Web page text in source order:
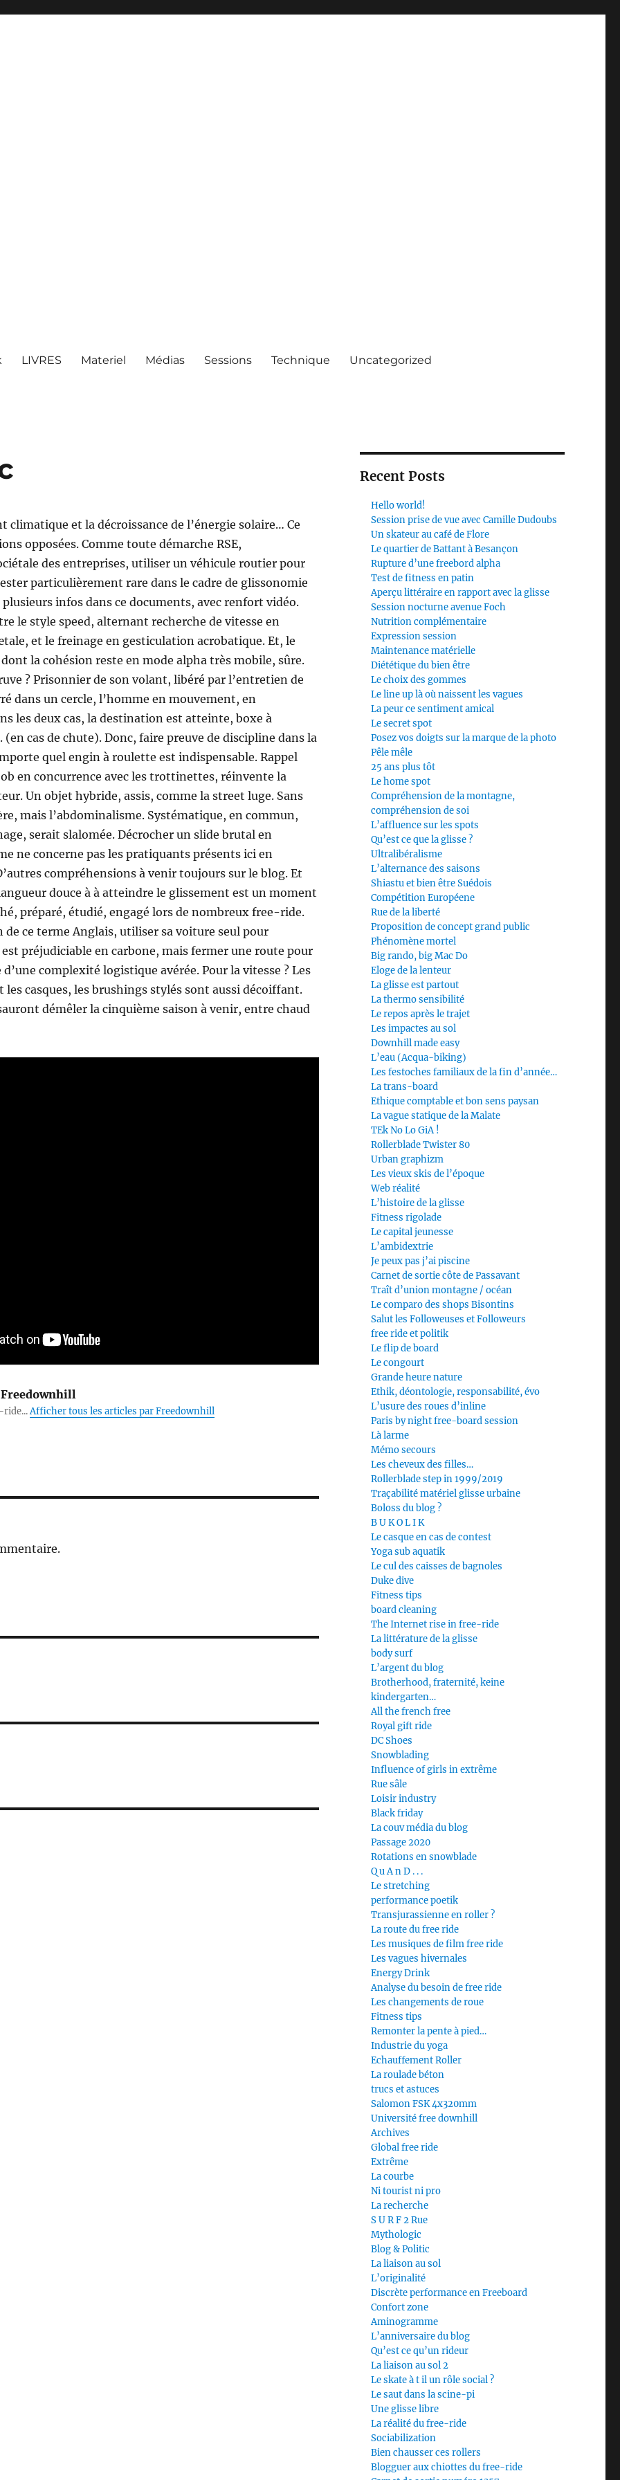
LIVRES Materiel Médias Sessions Technique Uncategorized
climatique et la décroissance de l’énergie solaire… Ce
opposées. Comme toute démarche RSE,
des entreprises, utiliser un véhicule routier pour
particulièrement rare dans le cadre de glissonomie
infos dans ce documents, avec renfort vidéo.
le style speed, alternant recherche de vitesse en
et le freinage en gesticulation acrobatique. Et, le
la cohésion reste en mode alpha très mobile, sûre.
? Prisonnier de son volant, libéré par l’entretien de
dans un cercle, l’homme en mouvement, en
les deux cas, la destination est atteinte, boxe à
(en cas de chute). Donc, faire preuve de discipline dans la
quel engin à roulette est indispensable. Rappel
en concurrence avec les trottinettes, réinvente la
Un objet hybride, assis, comme la street luge. Sans
mais l’abdominalisme. Systématique, en commun,
serait slalomée. Décrocher un slide brutal en
ne concerne pas les pratiquants présents ici en
compréhensions à venir toujours sur le blog. Et
douce à à atteindre le glissement est un moment
préparé, étudié, engagé lors de nombreux free-ride.
de ce terme Anglais, utiliser sa voiture seul pour
préjudiciable en carbone, mais fermer une route pour
complexité logistique avérée. Pour la vitesse ? Les
les casques, les brushings stylés sont aussi décoiffant.
démêler la cinquième saison à venir, entre chaud
ride...Afficher tous les articles par Freedownhill
Recent Posts
Hello world!
Session prise de vue avec Camille Dudoubs
Un skateur au café de Flore
Le quartier de Battant à Besançon
Rupture d’une freebord alpha
Test de fitness en patin
Aperçu littéraire en rapport avec la glisse
Session nocturne avenue Foch
Nutrition complémentaire
Expression session
Maintenance matérielle
Diététique du bien être
Le choix des gommes
Le line up là où naissent les vagues
La peur ce sentiment amical
Le secret spot
Posez vos doigts sur la marque de la photo
Pêle mêle
25 ans plus tôt
Le home spot
Compréhension de la montagne,
compréhension de soi
L’affluence sur les spots
Qu’est ce que la glisse ?
Ultralibéralisme
L’alternance des saisons
Shiastu et bien être Suédois
Compétition Européene
Rue de la liberté
Proposition de concept grand public
Phénomène mortel
Big rando, big Mac Do
Eloge de la lenteur
La glisse est partout
La thermo sensibilité
Le repos après le trajet
Les impactes au sol
Downhill made easy
L’eau (Acqua-biking)
Les festoches familiaux de la fin d’année…
La trans-board
Ethique comptable et bon sens paysan
La vague statique de la Malate
TEk No Lo GiA !
Rollerblade Twister 80
Urban graphizm
Les vieux skis de l’époque
Web réalité
L’histoire de la glisse
Fitness rigolade
Le capital jeunesse
L’ambidextrie
Je peux pas j’ai piscine
Carnet de sortie côte de Passavant
Traît d’union montagne / océan
Le comparo des shops Bisontins
Salut les Followeuses et Followeurs
free ride et politik
Le flip de board
Le congourt
Grande heure nature
Ethik, déontologie, responsabilité, évo
L’usure des roues d’inline
Paris by night free-board session
Là larme
Mémo secours
Les cheveux des filles…
Rollerblade step in 1999/2019
Traçabilité matériel glisse urbaine
Boloss du blog ?
B U K O L I K
Le casque en cas de contest
Yoga sub aquatik
Le cul des caisses de bagnoles
Duke dive
Fitness tips
board cleaning
The Internet rise in free-ride
La littérature de la glisse
body surf
L’argent du blog
Brotherhood, fraternité, keine
kindergarten…
All the french free
Royal gift ride
DC Shoes
Snowblading
Influence of girls in extrême
Rue sâle
Loisir industry
Black friday
La couv média du blog
Passage 2020
Rotations en snowblade
Q u A n D . . .
Le stretching
performance poetik
Transjurassienne en roller ?
La route du free ride
Les musiques de film free ride
Les vagues hivernales
Energy Drink
Analyse du besoin de free ride
Les changements de roue
Fitness tips
Remonter la pente à pied…
Industrie du yoga
Echauffement Roller
La roulade béton
trucs et astuces
Salomon FSK 4x320mm
Université free downhill
Archives
Global free ride
Extrême
La courbe
Ni tourist ni pro
La recherche
S U R F 2 Rue
Mythologic
Blog & Politic
La liaison au sol
L’originalité
Discrète performance en Freeboard
Confort zone
Aminogramme
L’anniversaire du blog
Qu’est ce qu’un rideur
La liaison au sol 2
Le skate à t il un rôle social ?
Le saut dans la scine-pi
Une glisse libre
La réalité du free-ride
Sociabilization
Bien chausser ces rollers
Blogguer aux chiottes du free-ride